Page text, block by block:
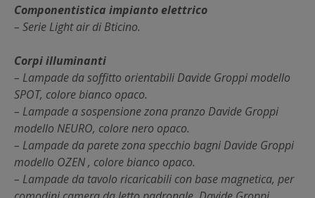
Componentistica impianto elettrico
– Serie Light air di Bticino.
Corpi illuminanti
– Lampade da soffitto orientabili Davide Groppi modello
SPOT, colore bianco opaco.
– Lampade a sospensione zona pranzo Davide Groppi
modello NEURO, colore nero opaco.
– Lampade da parete zona specchio bagni Davide Groppi
modello OZEN , colore bianco opaco.
– Lampade da tavolo ricaricabili con base magnetica, per